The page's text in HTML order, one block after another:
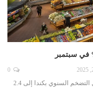
أظهرت بيانات رسمية، يوم الثلاثاء، ارتفاع معدل التضخم السنوي بكندا إلى 2.4